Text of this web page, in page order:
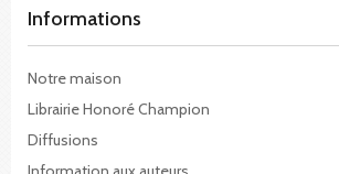
Informations
Notre maison
Librairie Honoré Champion
Diffusions